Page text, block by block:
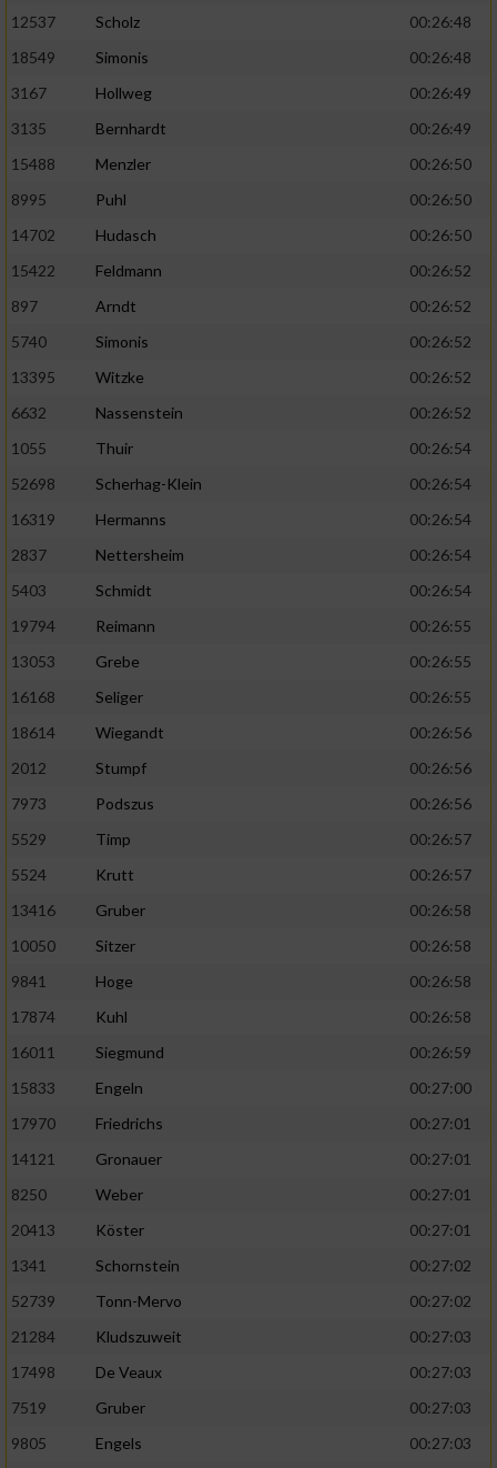
12537
Scholz
00:26:48
18549
Simonis
00:26:48
3167
Hollweg
00:26:49
3135
Bernhardt
00:26:49
15488
Menzler
00:26:50
8995
Puhl
00:26:50
14702
Hudasch
00:26:50
15422
Feldmann
00:26:52
897
Arndt
00:26:52
5740
Simonis
00:26:52
13395
Witzke
00:26:52
6632
Nassenstein
00:26:52
1055
Thuir
00:26:54
52698
Scherhag-Klein
00:26:54
16319
Hermanns
00:26:54
2837
Nettersheim
00:26:54
5403
Schmidt
00:26:54
19794
Reimann
00:26:55
13053
Grebe
00:26:55
16168
Seliger
00:26:55
18614
Wiegandt
00:26:56
2012
Stumpf
00:26:56
7973
Podszus
00:26:56
5529
Timp
00:26:57
5524
Krutt
00:26:57
13416
Gruber
00:26:58
10050
Sitzer
00:26:58
9841
Hoge
00:26:58
17874
Kuhl
00:26:58
16011
Siegmund
00:26:59
15833
Engeln
00:27:00
17970
Friedrichs
00:27:01
14121
Gronauer
00:27:01
8250
Weber
00:27:01
20413
Köster
00:27:01
1341
Schornstein
00:27:02
52739
Tonn-Mervo
00:27:02
21284
Kludszuweit
00:27:03
17498
De Veaux
00:27:03
7519
Gruber
00:27:03
9805
Engels
00:27:03